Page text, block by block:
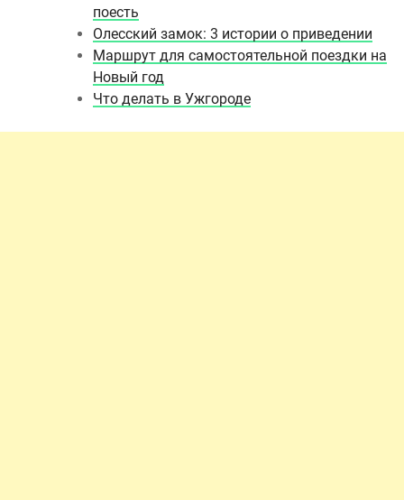
поесть
Олесский замок: 3 истории о приведении
Маршрут для самостоятельной поездки на
Новый год
Что делать в Ужгороде